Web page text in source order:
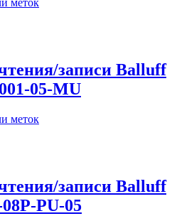
меток
записи Balluff
05-MU
меток
записи Balluff
PU-05